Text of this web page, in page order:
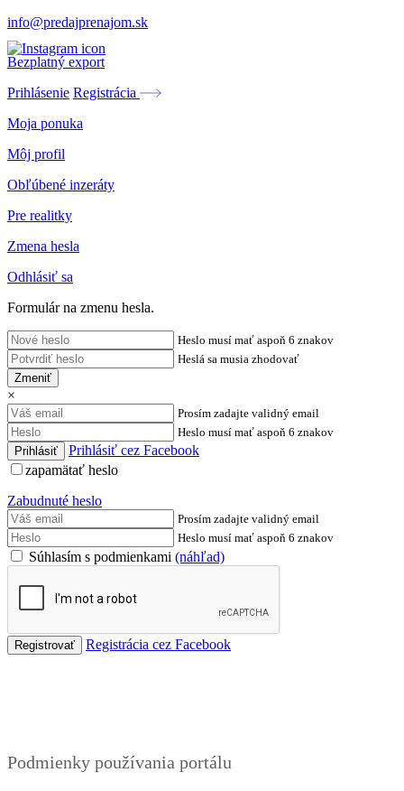
info@predajprenajom.sk
Bezplatný export
Prihlásenie Registrácia
Moja ponuka
Môj profil
Obľúbené inzeráty
Pre realitky
Zmena hesla
Odhlásiť sa
Formulár na zmenu hesla.
Heslo musí mať aspoň 6 znakov
Heslá sa musia zhodovať
Zmeniť
×
Prosím zadajte validný email
Heslo musí mať aspoň 6 znakov
Prihlásiť cez Facebook
zapamätať heslo
Zabudnuté heslo
Prosím zadajte validný email
Heslo musí mať aspoň 6 znakov
Súhlasím s podmienkami (náhľad)
Registrácia cez Facebook
Podmienky používania portálu